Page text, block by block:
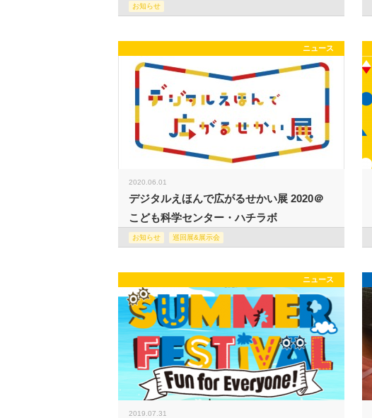
お知らせ
ニュース
2020.06.01
デジタルえほんで広がるせかい展 2020＠
こども科学センター・ハチラボ
お知らせ 巡回展&展示会
ニュース
2019.07.31